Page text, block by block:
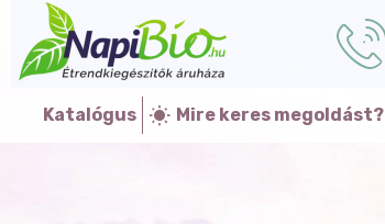
Katalógus Mire keres megoldást?